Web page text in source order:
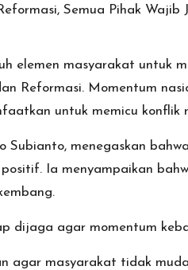
elemen masyarakat
Reformasi. Momentum
untuk memicu konflik
Subianto, menegaskan
Ia menyampaikan
dijaga agar momentum
agar masyarakat tidak